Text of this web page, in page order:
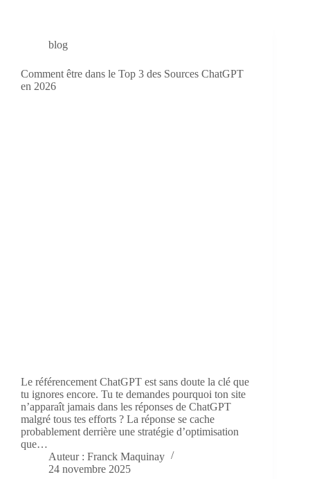
blog
Comment être dans le Top 3 des Sources ChatGPT
en 2026
Le référencement ChatGPT est sans doute la clé que
tu ignores encore. Tu te demandes pourquoi ton site
n’apparaît jamais dans les réponses de ChatGPT
malgré tous tes efforts ? La réponse se cache
probablement derrière une stratégie d’optimisation
que…
Auteur : Franck Maquinay
24 novembre 2025